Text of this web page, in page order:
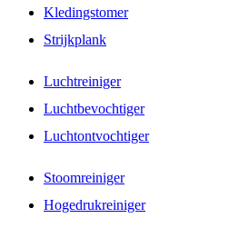
Kledingstomer
Strijkplank
Luchtreiniger
Luchtbevochtiger
Luchtontvochtiger
Stoomreiniger
Hogedrukreiniger